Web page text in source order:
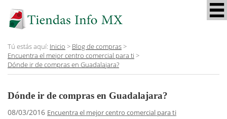
Tú estás aquí: Inicio > Blog de compras>
Encuentra el mejor centro comercial para ti >
Dónde ir de compras en Guadalajara?
Dónde ir de compras en Guadalajara?
08/03/2016 Encuentra el mejor centro comercial para ti